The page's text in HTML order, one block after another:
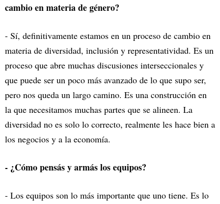
cambio en materia de género?
- Sí, definitivamente estamos en un proceso de cambio en
materia de diversidad, inclusión y representatividad. Es un
proceso que abre muchas discusiones interseccionales y
que puede ser un poco más avanzado de lo que supo ser,
pero nos queda un largo camino. Es una construcción en
la que necesitamos muchas partes que se alineen. La
diversidad no es solo lo correcto, realmente les hace bien a
los negocios y a la economía.
- ¿Cómo pensás y armás los equipos?
- Los equipos son lo más importante que uno tiene. Es lo